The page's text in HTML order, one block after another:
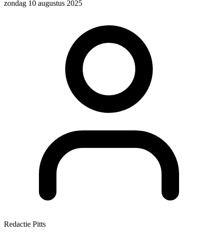
zondag 10 augustus 2025
Redactie Pitts